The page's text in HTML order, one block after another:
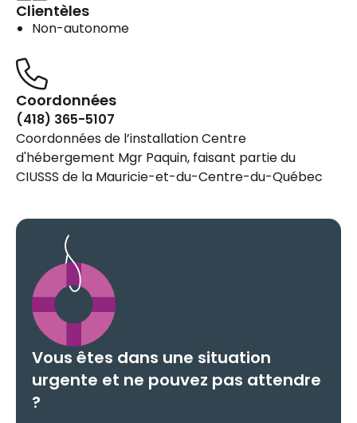
Clientèles
Non-autonome
Coordonnées
(418) 365-5107
Coordonnées de l’installation Centre
d'hébergement Mgr Paquin, faisant partie du
CIUSSS de la Mauricie-et-du-Centre-du-Québec
Vous êtes dans une situation
urgente et ne pouvez pas attendre
?